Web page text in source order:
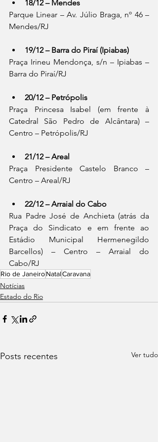
18/12 – Mendes
Parque Linear – Av. Júlio Braga, nº 46 –
Mendes/RJ
19/12 – Barra do Piraí (Ipiabas)
Praça Irineu Mendonça, s/n – Ipiabas –
Barra do Piraí/RJ
20/12 – Petrópolis
Praça Princesa Isabel (em frente à
Catedral São Pedro de Alcântara) –
Centro – Petrópolis/RJ
21/12 – Areal
Praça Presidente Castelo Branco –
Centro – Areal/RJ
22/12 – Arraial do Cabo
Rua Padre José de Anchieta (atrás da
Praça do Sindicato e em frente ao
Estádio Municipal Hermenegildo
Barcellos) – Centro – Arraial do
Cabo/RJ
Rio de JaneiroNatalCaravana
Notícias
Estado do Rio
Posts recentes Ver tudo